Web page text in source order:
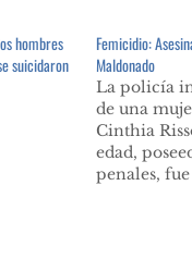
hombres
suicidaron
Femicidio:
Maldonado
La policía
de una
Cinthia
edad,
penales,